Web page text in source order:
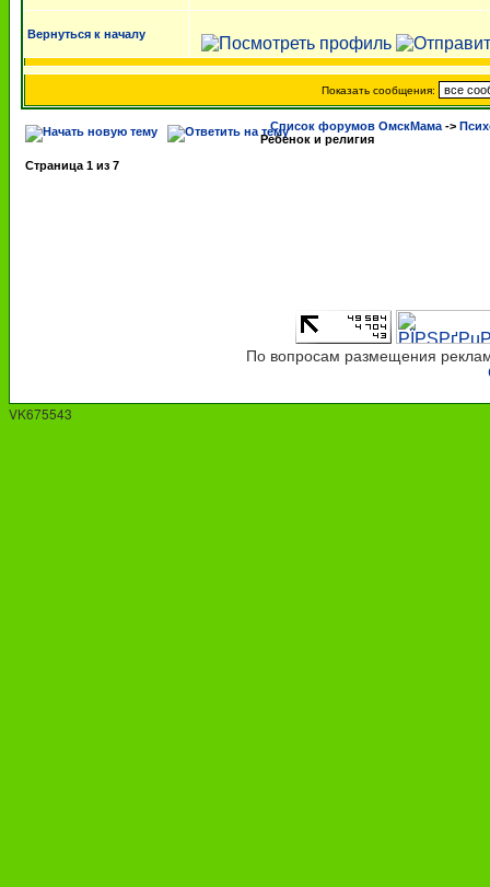
Вернуться к началу
Показать сообщения:
Список форумов ОмскМама ->
Ребенок и религия
Страница 1 из 7
По вопросам размещения
VK675543